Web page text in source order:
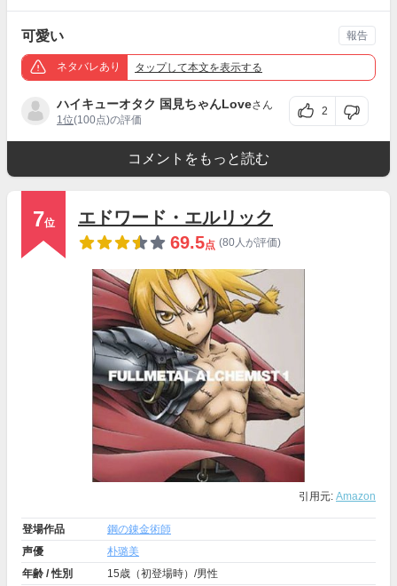
可愛い
ネタバレあり タップして本文を表示する
ハイキューオタク 国見ちゃんLoveさん
1位(100点)の評価
2
報告
コメントをもっと読む
7位
エドワード・エルリック
69.5点 (80人が評価)
引用元: Amazon
登場作品
鋼の錬金術師
声優
朴璐美
年齢 / 性別
15歳（初登場時）/男性